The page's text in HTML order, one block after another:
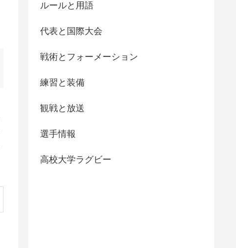
ルールと用語
代表と国際大会
戦術とフォーメーション
練習と装備
観戦と放送
選手情報
高校大学ラグビー